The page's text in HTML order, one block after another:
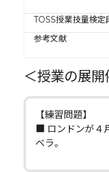
TOSS授業技量検定
参考文献
＜授業の展開
【練習問題】
■ ロンドンが４
ベラ。